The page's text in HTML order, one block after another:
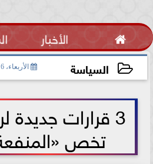
 الأخبار
السياسة الأربعاء، 16 يونيو 2021
3 قرارات جديدة
تخص